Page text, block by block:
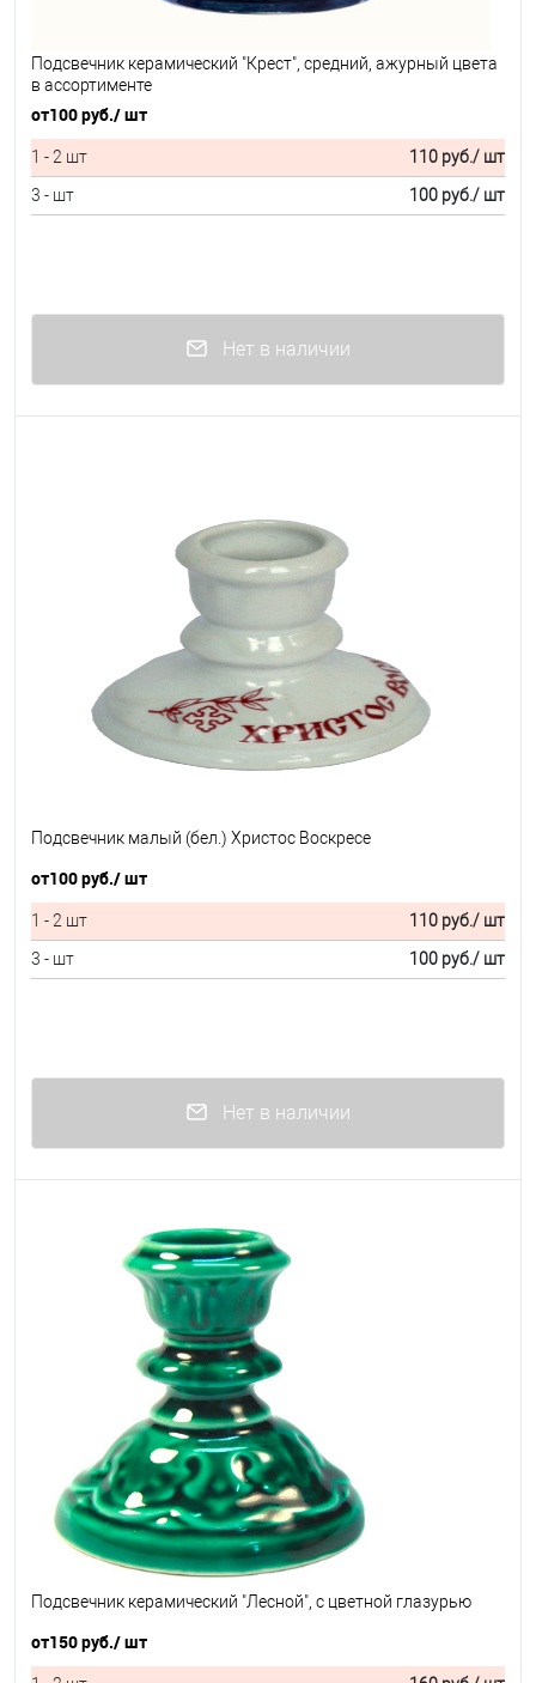
Подсвечник керамический "Крест", средний, ажурный цвета
в ассортименте
от100 руб./ шт
1 - 2 шт 110 руб./ шт
3 - шт
100 руб./ шт
Нет в наличии
Подсвечник малый (бел.) Христос Воскресе
от100 руб./ шт
1 - 2 шт 110 руб./ шт
3 - шт
100 руб./ шт
Нет в наличии
Подсвечник керамический "Лесной", с цветной глазурью
от150 руб./ шт